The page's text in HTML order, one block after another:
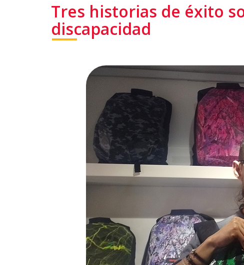
Tres historias de éxito
discapacidad